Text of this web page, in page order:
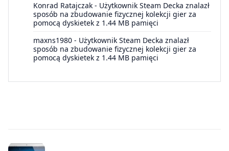
Konrad Ratajczak - Użytkownik Steam Decka znalazł
sposób na zbudowanie fizycznej kolekcji gier za
pomocą dyskietek z 1.44 MB pamięci
maxns1980 - Użytkownik Steam Decka znalazł
sposób na zbudowanie fizycznej kolekcji gier za
pomocą dyskietek z 1.44 MB pamięci